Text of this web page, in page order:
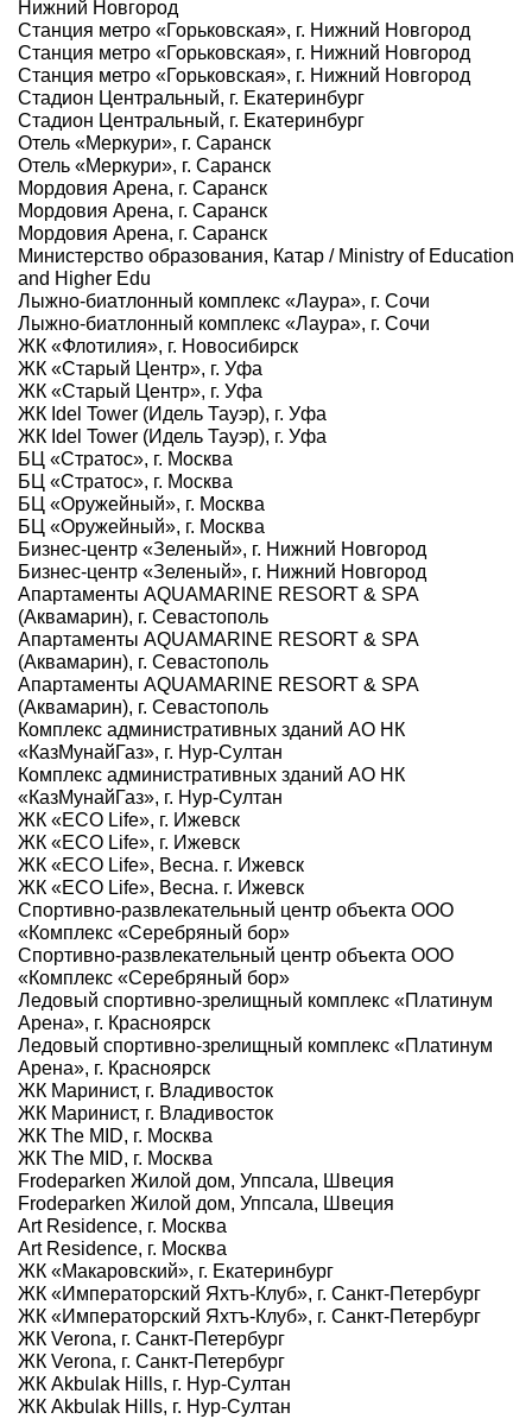
Нижний Новгород
Станция метро «Горьковская», г. Нижний Новгород
Станция метро «Горьковская», г. Нижний Новгород
Станция метро «Горьковская», г. Нижний Новгород
Стадион Центральный, г. Екатеринбург
Стадион Центральный, г. Екатеринбург
Отель «Меркури», г. Саранск
Отель «Меркури», г. Саранск
Мордовия Арена, г. Саранск
Мордовия Арена, г. Саранск
Мордовия Арена, г. Саранск
Министерство образования, Катар / Ministry of Education
and Higher Edu
Лыжно-биатлонный комплекс «Лаура», г. Сочи
Лыжно-биатлонный комплекс «Лаура», г. Сочи
ЖК «Флотилия», г. Новосибирск
ЖК «Старый Центр», г. Уфа
ЖК «Старый Центр», г. Уфа
ЖК Idel Tower (Идель Тауэр), г. Уфа
ЖК Idel Tower (Идель Тауэр), г. Уфа
БЦ «Стратос», г. Москва
БЦ «Стратос», г. Москва
БЦ «Оружейный», г. Москва
БЦ «Оружейный», г. Москва
Бизнес-центр «Зеленый», г. Нижний Новгород
Бизнес-центр «Зеленый», г. Нижний Новгород
Апартаменты AQUAMARINE RESORT & SPA
(Аквамарин), г. Севастополь
Апартаменты AQUAMARINE RESORT & SPA
(Аквамарин), г. Севастополь
Апартаменты AQUAMARINE RESORT & SPA
(Аквамарин), г. Севастополь
Комплекс административных зданий АО НК
«КазМунайГаз», г. Нур-Султан
Комплекс административных зданий АО НК
«КазМунайГаз», г. Нур-Султан
ЖК «ECO Life», г. Ижевск
ЖК «ECO Life», г. Ижевск
ЖК «ECO Life», Весна. г. Ижевск
ЖК «ECO Life», Весна. г. Ижевск
Спортивно-развлекательный центр объекта ООО
«Комплекс «Серебряный бор»
Спортивно-развлекательный центр объекта ООО
«Комплекс «Серебряный бор»
Ледовый спортивно-зрелищный комплекс «Платинум
Арена», г. Красноярск
Ледовый спортивно-зрелищный комплекс «Платинум
Арена», г. Красноярск
ЖК Маринист, г. Владивосток
ЖК Маринист, г. Владивосток
ЖК The MID, г. Москва
ЖК The MID, г. Москва
Frodeparken Жилой дом, Уппсала, Швеция
Frodeparken Жилой дом, Уппсала, Швеция
Art Residence, г. Москва
Art Residence, г. Москва
ЖК «Макаровский», г. Екатеринбург
ЖК «Императорский Яхтъ-Клуб», г. Санкт-Петербург
ЖК «Императорский Яхтъ-Клуб», г. Санкт-Петербург
ЖК Verona, г. Санкт-Петербург
ЖК Verona, г. Санкт-Петербург
ЖК Akbulak Hills, г. Нур-Султан
ЖК Akbulak Hills, г. Нур-Султан